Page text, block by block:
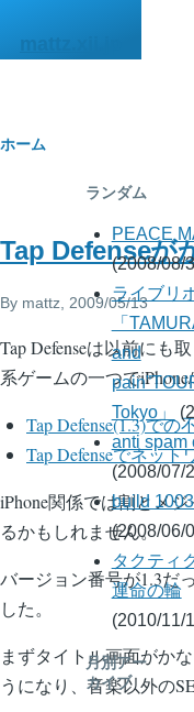
mattz.xii.jp
パ
ず
ホーム
Tap Defenseが
By mattz , 2009/05/13
Tap Defenseは以前にも
系ゲームの一つで
Tap Defense(1.3)で
Tap Defenseでネッ
iPhone関係では割とメ
るかもしれません。
バージョン番号が1.3だ
した。
まずタイトル画面がか
うになり、音楽以外の
ランダム
PEACE
(2008/08/
ライブリ
「
and
Tokyo」
anti spam
(2008/07/
build
(2008/06/
タクティ
運命の輪
(2010/11/
月別アー
カイブ